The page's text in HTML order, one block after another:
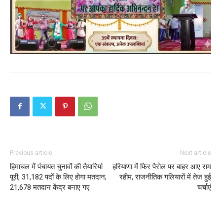
About
Contact us
Subscription Plans
Previous article
हिमाचल में पंचायत चुनावों की तैयारियां
पूरी, 31,182 पदों के लिए होगा मतदान;
21,678 मतदान केंद्र बनाए गए
Next article
हरियाणा में फिर पैरोल पर बाहर आए राम
रहीम, राजनीतिक गलियारों में तेज हुई
चर्चाएं